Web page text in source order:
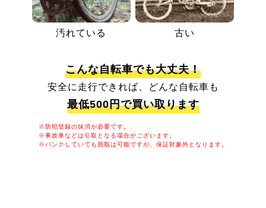
汚れている 古い
こんな自転車でも大丈夫！
安全に走行できれば、どんな自転車も
最低500円で買い取ります
※防犯登録の抹消が必要です。
※事故車などは引取となる場合がございます。
※パンクしていても買取は可能ですが、保証対象外となります。